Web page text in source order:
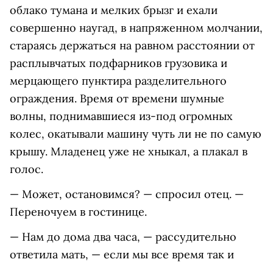
облако тумана и мелких брызг и ехали
совершенно наугад, в напряженном молчании,
стараясь держаться на равном расстоянии от
расплывчатых подфарников грузовика и
мерцающего пунктира разделительного
ограждения. Время от времени шумные
волны, поднимавшиеся из-под огромных
колес, окатывали машину чуть ли не по самую
крышу. Младенец уже не хныкал, а плакал в
голос.
— Может, остановимся? — спросил отец. —
Переночуем в гостинице.
— Нам до дома два часа, — рассудительно
ответила мать, — если мы все время так и